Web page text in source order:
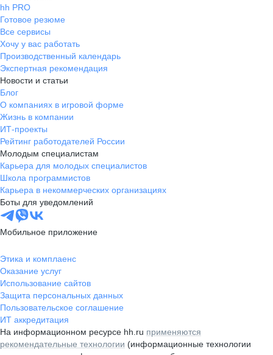
hh PRO
Готовое резюме
Все сервисы
Хочу у вас работать
Производственный календарь
Экспертная рекомендация
Новости и статьи
Блог
О компаниях в игровой форме
Жизнь в компании
ИТ-проекты
Рейтинг работодателей России
Молодым специалистам
Карьера для молодых специалистов
Школа программистов
Карьера в некоммерческих организациях
Боты для уведомлений
Мобильное приложение
Этика и комплаенс
Оказание услуг
Использование сайтов
Защита персональных данных
Пользовательское соглашение
ИТ аккредитация
На информационном ресурсе hh.ru применяются
рекомендательные технологии (информационные технологии